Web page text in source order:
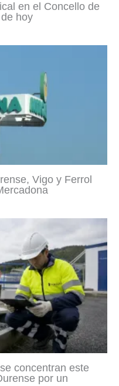
en el Concello de
hoy
Vigo y Ferrol
concentran este
por un